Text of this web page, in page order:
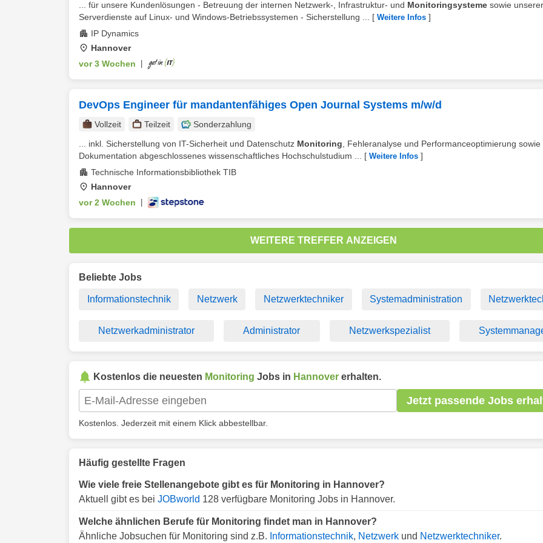
... für unsere Kundenlösungen - Betreuung der internen Netzwerk-, Infrastruktur- und Monitoringsysteme sowie unserer
Serverdienste auf Linux- und Windows-Betriebssystemen - Sicherstellung ...
[ Weitere Infos ]
IP Dynamics
Hannover
vor 3 Wochen
DevOps Engineer für mandantenfähiges Open Journal Systems m/w/d
Vollzeit Teilzeit
Sonderzahlung
... inkl. Sicherstellung von IT-Sicherheit und Datenschutz Monitoring , Fehleranalyse und Performanceoptimierung sowie
Dokumentation abgeschlossenes wissenschaftliches Hochschulstudium ...
[ Weitere Infos ]
Technische Informationsbibliothek TIB
Hannover
vor 2 Wochen
WEITERE TREFFER ANZEIGEN
Beliebte Jobs
Informationstechnik Netzwerk Netzwerktechniker Systemadministration
Netzwerkadministrator Administrator Netzwerkspezialist
Kostenlos die neuesten Monitoring Jobs in Hannover erhalten.
Jetzt passende Jobs
Kostenlos. Jederzeit mit einem Klick abbestellbar.
Häufig gestellte Fragen
Wie viele freie Stellenangebote gibt es für Monitoring in Hannover?
Aktuell gibt es bei JOBworld 128 verfügbare Monitoring Jobs in Hannover.
Welche ähnlichen Berufe für Monitoring findet man in Hannover?
Ähnliche Jobsuchen für Monitoring sind z.B. Informationstechnik, Netzwerk und Netzwerktechniker.